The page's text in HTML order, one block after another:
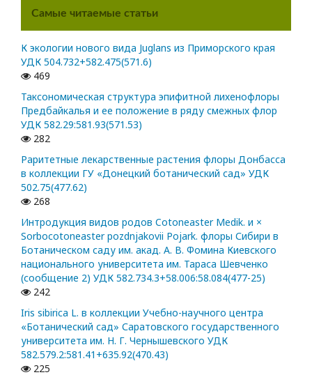
Самые читаемые статьи
К экологии нового вида Juglans из Приморского края
УДК 504.732+582.475(571.6)
469
Таксономическая структура эпифитной лихенофлоры
Предбайкалья и ее положение в ряду смежных флор
УДК 582.29:581.93(571.53)
282
Раритетные лекарственные растения флоры Донбасса
в коллекции ГУ «Донецкий ботанический сад» УДК
502.75(477.62)
268
Интродукция видов родов Cotoneaster Medik. и ×
Sorbocotoneaster pozdnjakovii Pojark. флоры Сибири в
Ботаническом саду им. акад. А. В. Фомина Киевского
национального университета им. Тараса Шевченко
(сообщение 2) УДК 582.734.3+58.006:58.084(477-25)
242
Iris sibirica L. в коллекции Учебно-научного центра
«Ботанический сад» Саратовского государственного
университета им. Н. Г. Чернышевского УДК
582.579.2:581.41+635.92(470.43)
225